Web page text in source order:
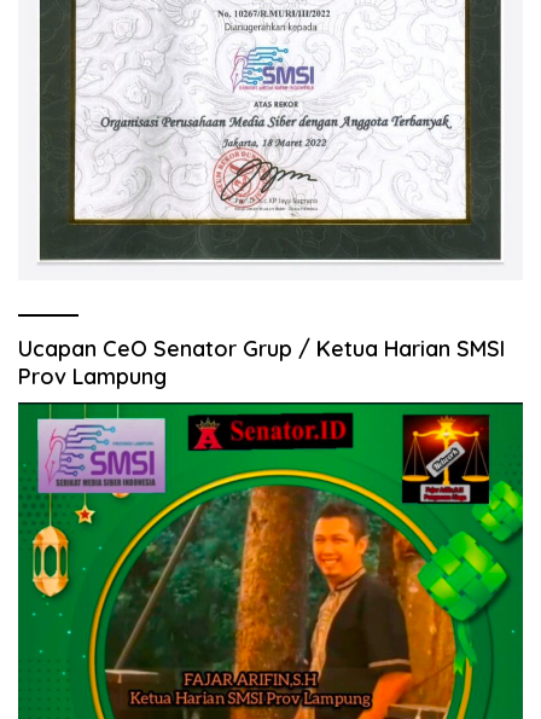
Ucapan CeO Senator Grup / Ketua Harian SMSI
Prov Lampung